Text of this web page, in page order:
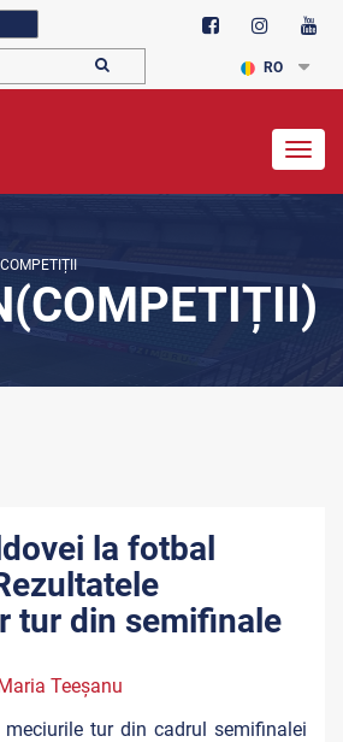
RO
COMPETIȚII
la fotbal
tur din semifinale
Teeşanu
tur din cadrul semifinalei